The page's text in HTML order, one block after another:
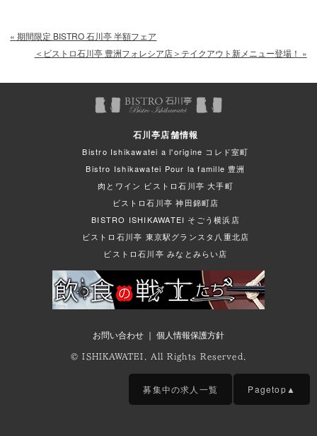
« 期間限定 BISTRO 石川亭 半額フェア
＜ビストロ石川亭 豊洲フォレシア店＞テイクアウト新メニュー登場！ »
Pagetop▲
募集中の求人一覧
石川亭店舗情報
Bistro Ishikawatei a l'origine コレド室町
Bistro Ishikawatei Pour la famille 豊洲
肉とワイン ビストロ石川亭 大手町
ビストロ石川亭 神田錦町店
BISTRO ISHIKAWATEI そごう横浜店
ビストロ石川亭 東京駅グランスタ八重北店
ビストロ石川亭 みなとみらい店
お問い合わせ ｜ 個人情報保護方針
© ISHIKAWATEI. All Rights Reserved.